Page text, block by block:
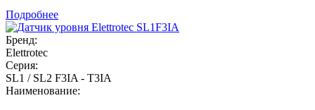
Подробнее
Бренд:
Elettrotec
Серия:
SL1 / SL2 F3IA - T3IA
Наименование: